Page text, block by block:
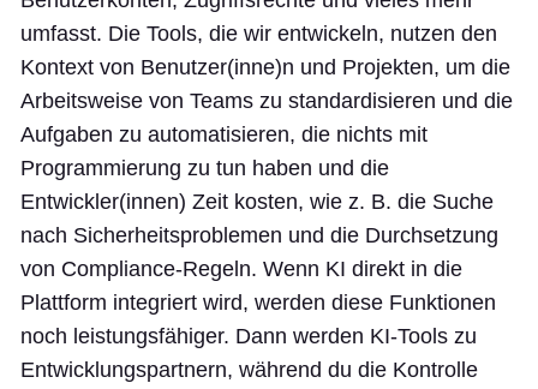
umfasst. Die Tools, die wir entwickeln, nutzen den
Kontext von Benutzer(inne)n und Projekten, um die
Arbeitsweise von Teams zu standardisieren und die
Aufgaben zu automatisieren, die nichts mit
Programmierung zu tun haben und die
Entwickler(innen) Zeit kosten, wie z. B. die Suche
nach Sicherheitsproblemen und die Durchsetzung
von Compliance-Regeln. Wenn KI direkt in die
Plattform integriert wird, werden diese Funktionen
noch leistungsfähiger. Dann werden KI-Tools zu
Entwicklungspartnern, während du die Kontrolle